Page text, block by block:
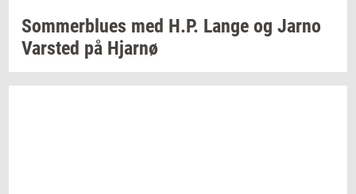
Som­mer­blu­es med H.P. Lange og Jarno
Var­sted på Hjar­nø